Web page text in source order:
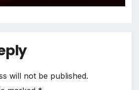
will not be published.